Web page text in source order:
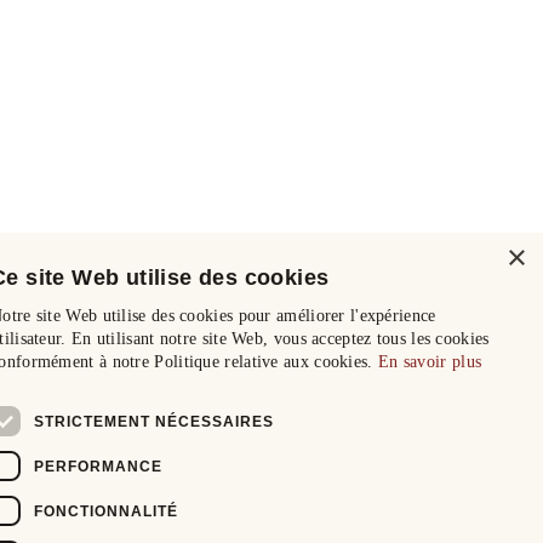
×
site Web utilise des cookies
site Web utilise des cookies pour améliorer l'expérience
En utilisant notre site Web, vous acceptez tous les cookies
à notre Politique relative aux cookies. En savoir plus
STRICTEMENT NÉCESSAIRES
PERFORMANCE
FONCTIONNALITÉ